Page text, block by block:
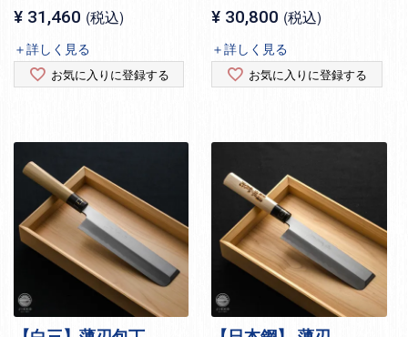
¥ 31,460 税込
＋詳しく見る
お気に入りに登録する
¥ 30,800 税込
＋詳しく見る
お気に入りに登録する